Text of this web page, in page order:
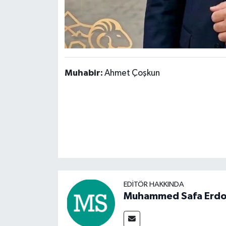
Muhabir: Ahmet Çoşkun
EDITÖR HAKKINDA
Muhammed Safa